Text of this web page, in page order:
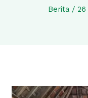
Berita/ 26